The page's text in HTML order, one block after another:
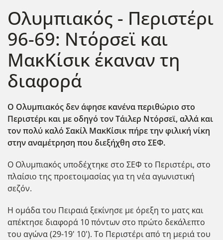
Ολυμπιακός - Περιστέρι
96-69: Ντόρσεϊ και
ΜακΚίσικ έκαναν τη
διαφορά
Ο Ολυμπιακός δεν άφησε κανένα περιθώριο στο
Περιστέρι και με οδηγό τον Τάιλερ Ντόρσεϊ, αλλά και
τον πολύ καλό Σακίλ ΜακΚίσικ πήρε την φιλική νίκη
στην αναμέτρηση που διεξήχθη στο ΣΕΦ.
Ο Ολυμπιακός υποδέχτηκε στο ΣΕΦ το Περιστέρι, στο
πλαίσιο της προετοιμασίας για τη νέα αγωνιστική
σεζόν.
Η ομάδα του Πειραιά ξεκίνησε με όρεξη το ματς και
απέκτησε διαφορά 10 πόντων στο πρώτο δεκάλεπτο
του αγώνα (29-19' 10'). Το Περιστέρι από τη μεριά του